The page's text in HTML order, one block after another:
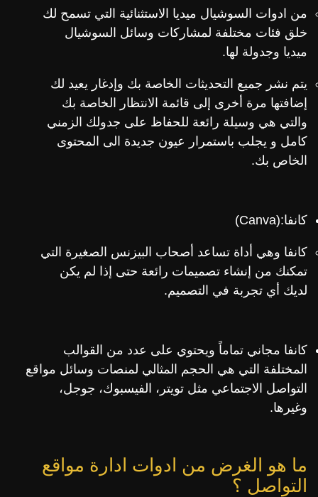
من ادوات السوشيال ميديا الاستثنائية التي تسمح لك
خلق فئات مختلفة لمشاركات وسائل السوشيال
ميديا وجدولة لها.
يتم نشر جميع التحديثات الخاصة بك وإدغار يعيد لك
إضافتها مرة أخرى إلى قائمة الانتظار الخاصة بك
والتي هي وسيلة رائعة للحفاظ على جدولك الزمني
كامل و يجلب باستمرار عيون جديدة الى المحتوى
الخاص بك.
كانفا:(Canva)
كانفا وهي أداة تساعد أصحاب البيزنس الصغيرة التي
تمكنك من إنشاء تصميمات رائعة حتى إذا لم يكن
لديك أي تجربة في التصميم.
كانفا مجاني تماماً ويحتوي على عدد من القوالب
المختلفة التي هي الحجم المثالي لمنصات وسائل مواقع
التواصل الاجتماعي مثل تويتر، الفيسبوك، جوجل،
وغيرها.
ما هو الغرض من ادوات ادارة مواقع
التواصل ؟